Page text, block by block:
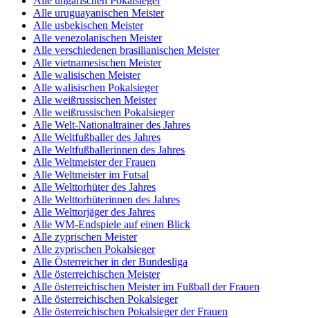
Alle uruguayanischen Meister
Alle usbekischen Meister
Alle venezolanischen Meister
Alle verschiedenen brasilianischen Meister
Alle vietnamesischen Meister
Alle walisischen Meister
Alle walisischen Pokalsieger
Alle weißrussischen Meister
Alle weißrussischen Pokalsieger
Alle Welt-Nationaltrainer des Jahres
Alle Weltfußballer des Jahres
Alle Weltfußballerinnen des Jahres
Alle Weltmeister der Frauen
Alle Weltmeister im Futsal
Alle Welttorhüter des Jahres
Alle Welttorhüterinnen des Jahres
Alle Welttorjäger des Jahres
Alle WM-Endspiele auf einen Blick
Alle zyprischen Meister
Alle zyprischen Pokalsieger
Alle Österreicher in der Bundesliga
Alle österreichischen Meister
Alle österreichischen Meister im Fußball der Frauen
Alle österreichischen Pokalsieger
Alle österreichischen Pokalsieger der Frauen